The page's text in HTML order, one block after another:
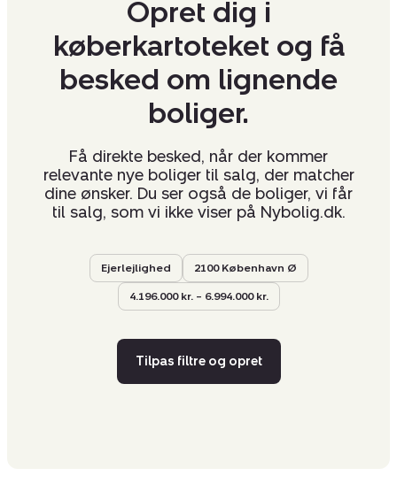
Opret dig i
køberkartoteket og få
besked om lignende
boliger.
Få direkte besked, når der kommer
relevante nye boliger til salg, der matcher
dine ønsker. Du ser også de boliger, vi får
til salg, som vi ikke viser på Nybolig.dk.
Ejerlejlighed 2100 København Ø
4.196.000 kr. – 6.994.000 kr.
Tilpas filtre og opret